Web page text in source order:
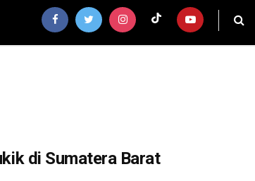
di Sumatera Barat